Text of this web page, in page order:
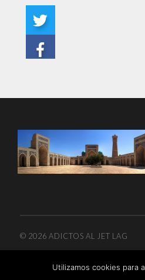
© 2026 ADICTOS AL JET LAG
Utilizamos cookies para